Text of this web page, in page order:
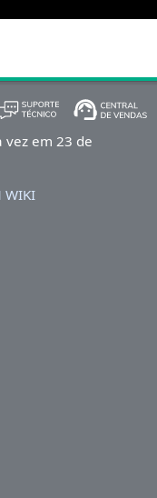
vez em 23 de
WIKI